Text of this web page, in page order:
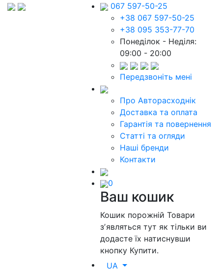
067 597-50-25
+38 067 597-50-25
+38 095 353-77-70
Понеділок - Неділя:
09:00 - 20:00
Передзвоніть мені
Про Авторасходнік
Доставка та оплата
Гарантія та повернення
Статті та огляди
Наші бренди
Контакти
0
Ваш кошик
Кошик порожнійТовари
зʼявляться тут як тільки ви
додасте їх натиснувши
кнопку Купити.
UA